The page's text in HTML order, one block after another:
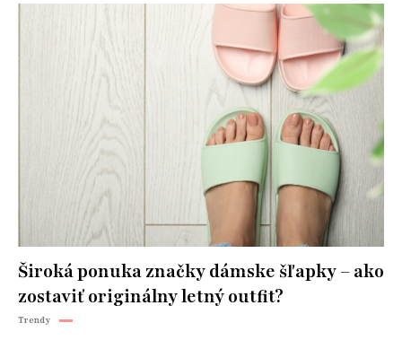
Široká ponuka značky dámske šľapky – ako
zostaviť originálny letný outfit?
Trendy